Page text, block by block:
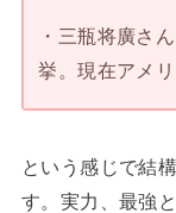
・三瓶将廣さ
挙。現在アメ
という感じで結
す。実力、最強